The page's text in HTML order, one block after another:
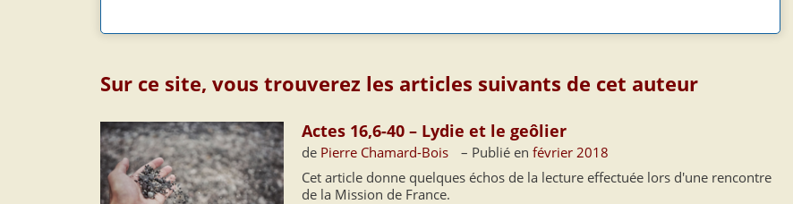
Sur ce site, vous trouverez les articles suivants de cet auteur
Actes 16,6-40 – Lydie et le geôlier
de Pierre Chamard-Bois – Publié enfévrier 2018
Cet article donne quelques échos de la lecture effectuée lors d'une rencontre
de la Mission de France.